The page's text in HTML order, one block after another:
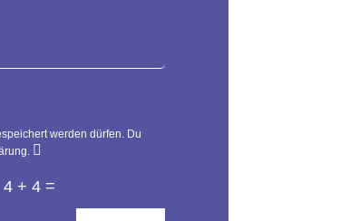
werden dürfen. Du
4 + 4=